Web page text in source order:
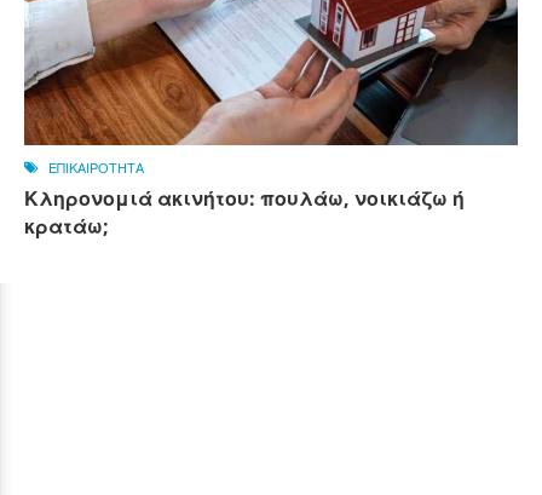
ΕΠΙΚΑΙΡΟΤΗΤΑ
Κληρονομιά ακινήτου: πουλάω, νοικιάζω ή
κρατάω;